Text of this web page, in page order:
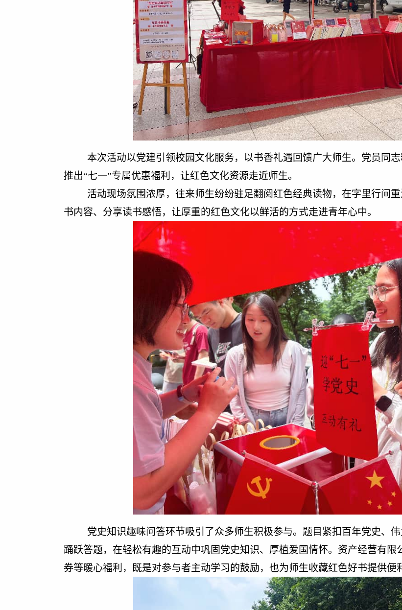
本次活动以党建引领校园文化服务，以书香礼遇回馈广大师生。党员同
推出“七一”专属优惠福利，让红色文化资源走近师生。
活动现场氛围浓厚，往来师生纷纷驻足翻阅红色经典读物，在字里行间
书内容、分享读书感悟，让厚重的红色文化以鲜活的方式走进青年心中。
党史知识趣味问答环节吸引了众多师生积极参与。题目紧扣百年党史、
踊跃答题，在轻松有趣的互动中巩固党史知识、厚植爱国情怀。资产经营有
券等暖心福利，既是对参与者主动学习的鼓励，也为师生收藏红色好书提供便